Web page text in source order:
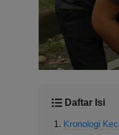
Daftar Isi
Kronologi